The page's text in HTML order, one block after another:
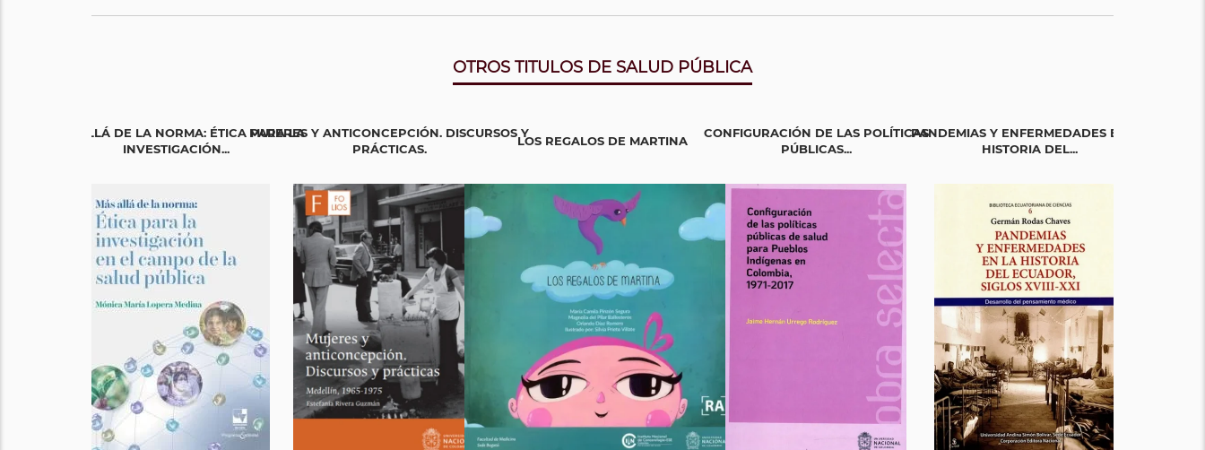
OTROS TITULOS DE SALUD PÚBLICA
MÁS ALLÁ DE LA NORMA: ÉTICA PARA LA
INVESTIGACIÓN...
MUJERES Y ANTICONCEPCIÓN. DISCURSOS Y
PRÁCTICAS.
LOS REGALOS DE MARTINA
CONFIGURACIÓN DE LAS POLÍTICAS
PÚBLICAS...
PANDEMIAS Y ENFERMEDADES EN LA
HISTORIA DEL...